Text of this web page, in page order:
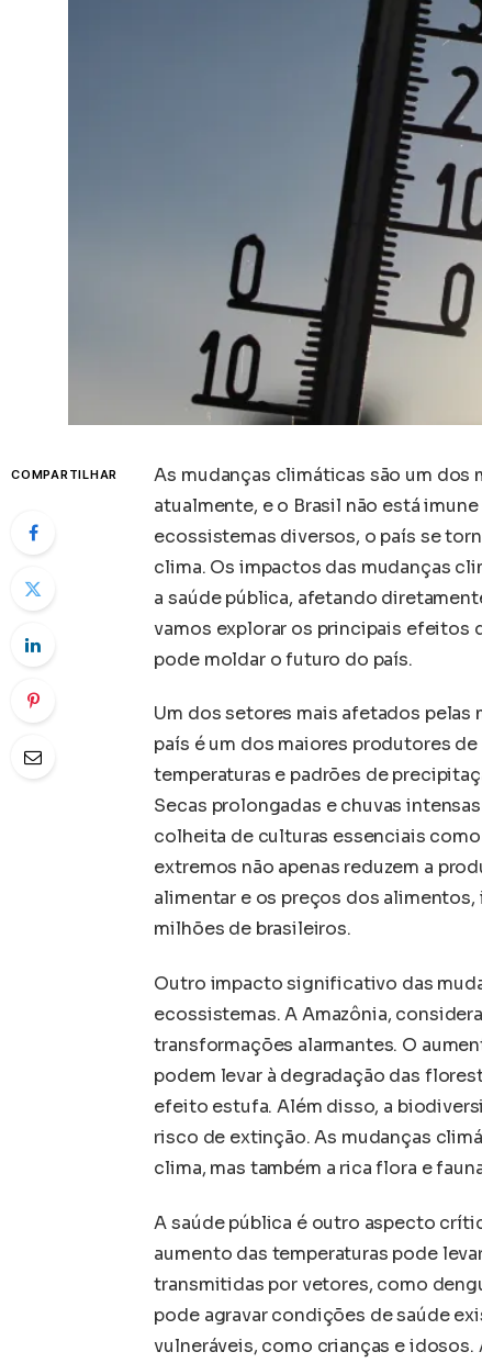
COMPARTILHAR
As mudanças climáticas são um
atualmente, e o Brasil não está
ecossistemas diversos, o país se
clima. Os impactos das mudanças
a saúde pública, afetando
vamos explorar os principais efeitos
pode moldar o futuro do país.
Um dos setores mais afetados pelas
país é um dos maiores produtores
temperaturas e padrões de
Secas prolongadas e chuvas
colheita de culturas essenciais
extremos não apenas reduzem a
alimentar e os preços dos
milhões de brasileiros.
Outro impacto significativo das
ecossistemas. A Amazônia,
transformações alarmantes. O
podem levar à degradação das
efeito estufa. Além disso, a
risco de extinção. As mudanças
clima, mas também a rica flora e
A saúde pública é outro aspecto
aumento das temperaturas pode
transmitidas por vetores, como
pode agravar condições de saúde
vulneráveis, como crianças e